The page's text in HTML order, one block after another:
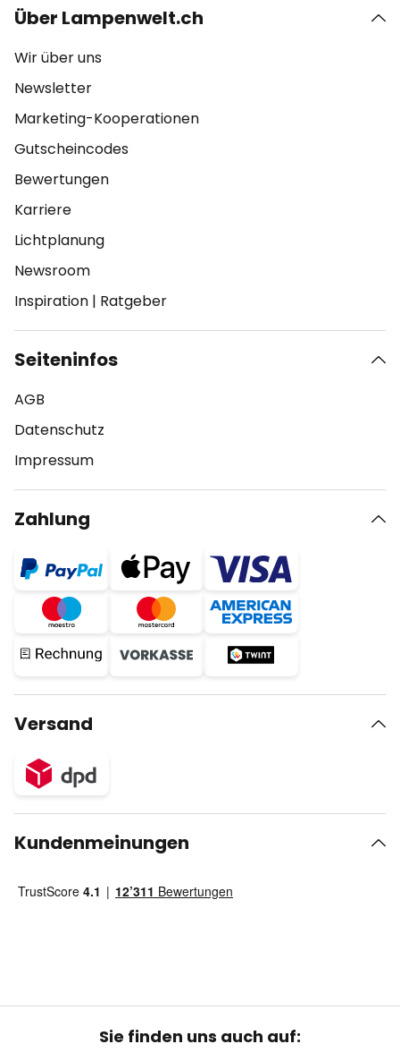
Über Lampenwelt.ch
Wir über uns
Newsletter
Marketing-Kooperationen
Gutscheincodes
Bewertungen
Karriere
Lichtplanung
Newsroom
Inspiration | Ratgeber
Seiteninfos
AGB
Datenschutz
Impressum
Zahlung
Versand
Kundenmeinungen
Sie finden uns auch auf: